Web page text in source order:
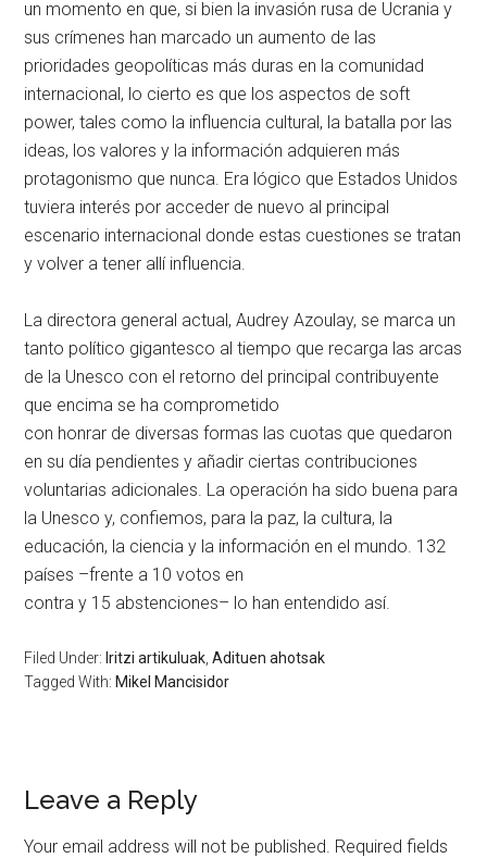
un momento en que, si bien la invasión rusa de Ucrania y
sus crímenes han marcado un aumento de las
prioridades geopolíticas más duras en la comunidad
internacional, lo cierto es que los aspectos de soft
power, tales como la influencia cultural, la batalla por las
ideas, los valores y la información adquieren más
protagonismo que nunca. Era lógico que Estados Unidos
tuviera interés por acceder de nuevo al principal
escenario internacional donde estas cuestiones se tratan
y volver a tener allí influencia.
La directora general actual, Audrey Azoulay, se marca un
tanto político gigantesco al tiempo que recarga las arcas
de la Unesco con el retorno del principal contribuyente
que encima se ha comprometido
con honrar de diversas formas las cuotas que quedaron
en su día pendientes y añadir ciertas contribuciones
voluntarias adicionales. La operación ha sido buena para
la Unesco y, confiemos, para la paz, la cultura, la
educación, la ciencia y la información en el mundo. 132
países –frente a 10 votos en
contra y 15 abstenciones– lo han entendido así.
Filed Under: Iritzi artikuluak ,Adituen ahotsak
Tagged With: Mikel Mancisidor
Leave a Reply
Your email address will not be published. Required fields